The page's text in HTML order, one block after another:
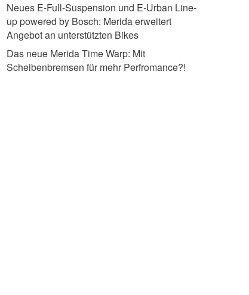
Neues E-Full-Suspension und E-Urban Line-
up powered by Bosch: Merida erweitert
Angebot an unterstützten Bikes
Das neue Merida Time Warp: Mit
Scheibenbremsen für mehr Perfromance?!